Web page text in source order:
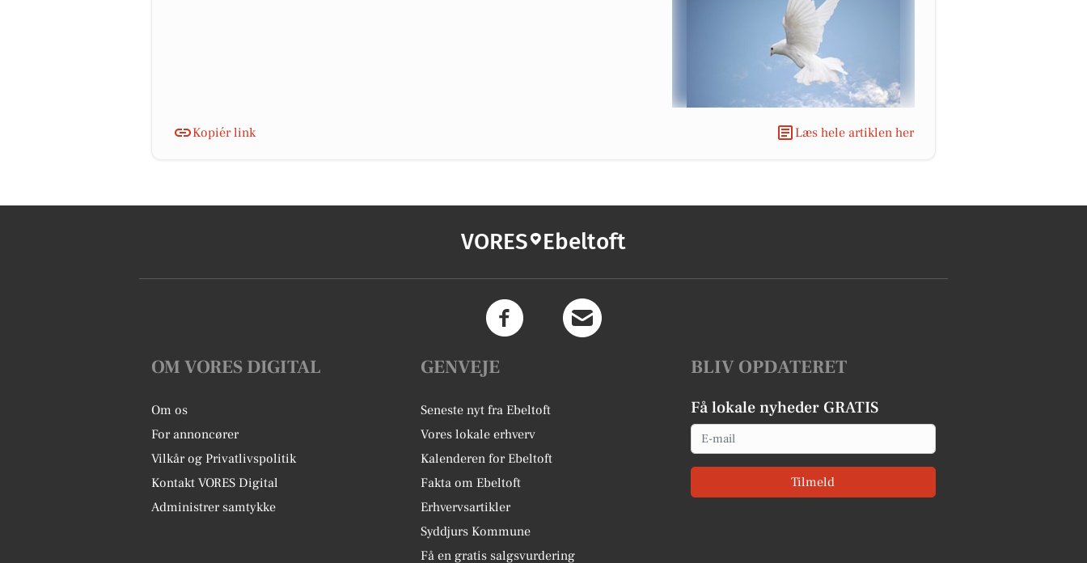
Kopiér link Læs hele artiklen her
VORES Ebeltoft
OM VORES DIGITAL
Om os
For annoncører
Vilkår og Privatlivspolitik
Kontakt VORES Digital
Administrer samtykke
GENVEJE
Seneste nyt fra Ebeltoft
Vores lokale erhverv
Kalenderen for Ebeltoft
Fakta om Ebeltoft
Erhvervsartikler
Syddjurs Kommune
Få en gratis salgsvurdering
BLIV OPDATERET
Få lokale nyheder GRATIS
Email
Tilmeld